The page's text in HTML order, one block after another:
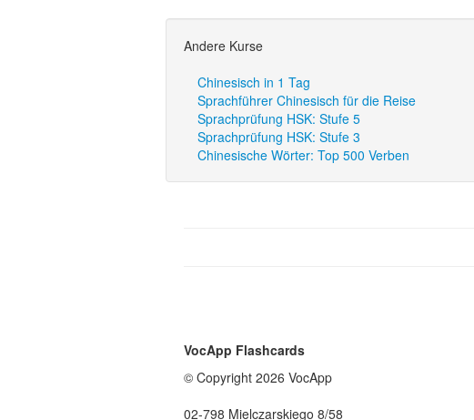
Andere Kurse
Chinesisch in 1 Tag
Sprachführer Chinesisch für die Reise
Sprachprüfung HSK: Stufe 5
Sprachprüfung HSK: Stufe 3
Chinesische Wörter: Top 500 Verben
VocApp Flashcards
© Copyright 2026 VocApp
02-798 Mielczarskiego 8/58